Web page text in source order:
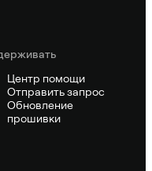
Центр помощи
Отправить запрос
Обновление
прошивки